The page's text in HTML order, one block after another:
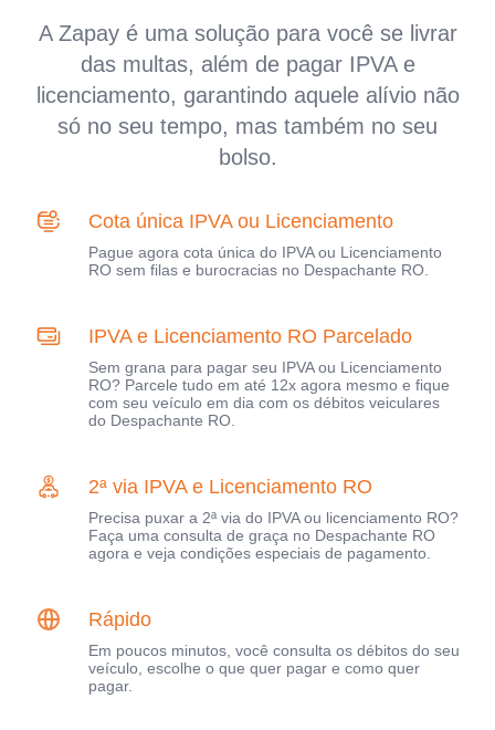
A Zapay é uma solução para você se livrar
das multas, além de pagar IPVA e
licenciamento, garantindo aquele alívio não
só no seu tempo, mas também no seu
bolso.
Cota única IPVA ou Licenciamento
Pague agora cota única do IPVA ou Licenciamento
RO sem filas e burocracias no Despachante RO.
IPVA e Licenciamento RO Parcelado
Sem grana para pagar seu IPVA ou Licenciamento
RO? Parcele tudo em até 12x agora mesmo e fique
com seu veículo em dia com os débitos veiculares
do Despachante RO.
2ª via IPVA e Licenciamento RO
Precisa puxar a 2ª via do IPVA ou licenciamento RO?
Faça uma consulta de graça no Despachante RO
agora e veja condições especiais de pagamento.
Rápido
Em poucos minutos, você consulta os débitos do seu
veículo, escolhe o que quer pagar e como quer
pagar.